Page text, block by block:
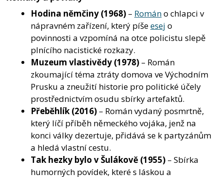
Hodina němčiny (1968) – Románo chlapci v
nápravném zařízení, který píšeesej o
povinnosti a vzpomíná na otce policistu slepě
plnícího nacistické rozkazy.
Muzeum vlastivědy (1978) – Román
zkoumající téma ztráty domova ve Východním
Prusku a zneužití historie pro politické účely
prostřednictvím osudu sbírky artefaktů.
Přeběhlík (2016) – Román vydaný posmrtně,
který líčí příběh německého vojáka, jenž na
konci války dezertuje, přidává se k partyzánům
a hledá vlastní cestu.
Tak hezky bylo v Šulákově (1955) – Sbírka
humorných povídek, které s láskou a